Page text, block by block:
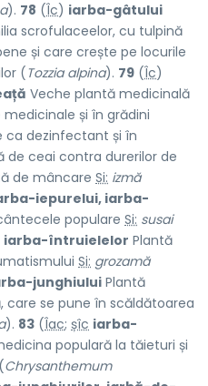
). 78 (Îc) iarba-gâtului
scrofulaceelor, cu tulpină
și care crește pe locurile
( Tozzia alpina). 79 (Îc)
Veche plantă medicinală
și în grădini
ca dezinfectant și în
ceai contra durerilor de
de mâncare Si: izmă
iepurelui, iarba-
populare Si: susai
iarba-întruielelor Plantă
Si: grozamă
junghiului Plantă
se pune în scăldătoarea
). 83 (Îac; șîc iarba-
populară la tăieturi și
Chrysanthemum